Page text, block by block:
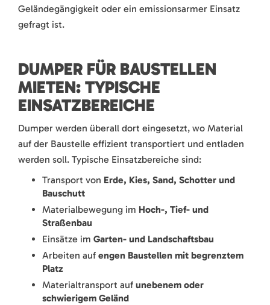
Geländegängigkeit oder ein emissionsarmer Einsatz
gefragt ist.
DUMPER FÜR BAUSTELLEN
MIETEN: TYPISCHE
EINSATZBEREICHE
Dumper werden überall dort eingesetzt, wo Material
auf der Baustelle effizient transportiert und entladen
werden soll. Typische Einsatzbereiche sind:
Transport von Erde, Kies, Sand, Schotter und
Bauschutt
Materialbewegung im Hoch-, Tief- und
Straßenbau
Einsätze im Garten- und Landschaftsbau
Arbeiten auf engen Baustellen mit begrenztem
Platz
Materialtransport auf unebenem oder
schwierigem Geländ